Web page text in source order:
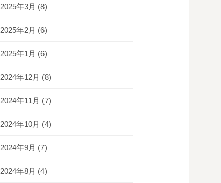
2025年3月 (8)
2025年2月 (6)
2025年1月 (6)
2024年12月 (8)
2024年11月 (7)
2024年10月 (4)
2024年9月 (7)
2024年8月 (4)